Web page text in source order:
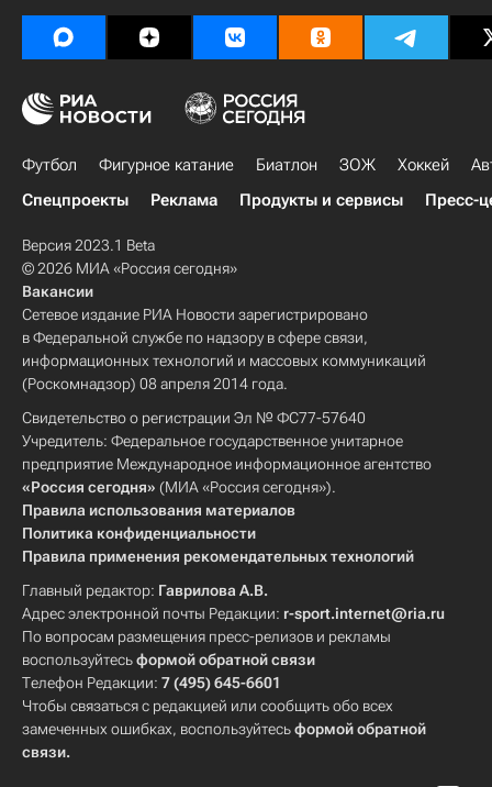
Футбол Фигурное катание Биатлон ЗОЖ Хоккей
Спецпроекты
Реклама Продукты и сервисы Пресс-
Версия 2023.1 Beta
© 2026 МИА «Россия сегодня»
Вакансии
Сетевое издание РИА Новости зарегистрировано
в Федеральной службе по надзору в сфере связи,
информационных технологий и массовых коммуникаций
(Роскомнадзор) 08 апреля 2014 года.
Свидетельство о регистрации Эл № ФС77-57640
Учредитель: Федеральное государственное унитарное
предприятие Международное информационное агентство
«Россия сегодня» (МИА «Россия сегодня»).
Правила использования материалов
Политика конфиденциальности
Правила применения рекомендательных технологий
Главный редактор: Гаврилова А.В.
Адрес электронной почты Редакции: r-sport.internet@ria.ru
По вопросам размещения пресс-релизов и рекламы
воспользуйтесьформой обратной связи
Телефон Редакции: 7 (495) 645-6601
Чтобы связаться с редакцией или сообщить обо всех
замеченных ошибках, воспользуйтесьформой обратной
связи.